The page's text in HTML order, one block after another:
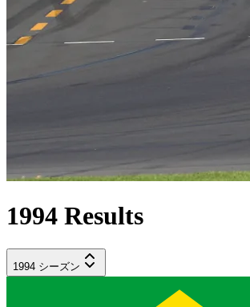
1994 Results
1994 シーズン